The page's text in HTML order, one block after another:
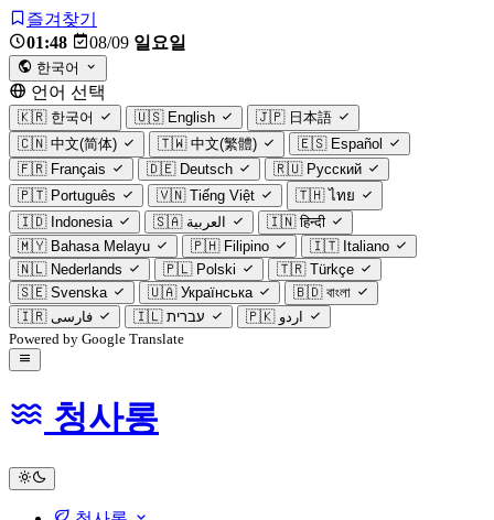
즐겨찾기
01:48
08/09 일요일
한국어
언어 선택
🇰🇷 한국어 🇺🇸 English 🇯🇵 日本語
🇨🇳 中文(简体) 🇹🇼 中文(繁體) 🇪🇸 Español
🇫🇷 Français 🇩🇪 Deutsch 🇷🇺 Русский
🇵🇹 Português 🇻🇳 Tiếng Việt 🇹🇭 ไทย
🇮🇩 Indonesia 🇸🇦 العربية 🇮🇳 हिन्दी
🇲🇾 Bahasa Melayu 🇵🇭 Filipino 🇮🇹 Italiano
🇳🇱 Nederlands 🇵🇱 Polski 🇹🇷 Türkçe
🇸🇪 Svenska 🇺🇦 Українська 🇧🇩 বাংলা
🇮🇷 فارسی 🇮🇱 עברית 🇵🇰 اردو
Powered by Google Translate
청사롱
light